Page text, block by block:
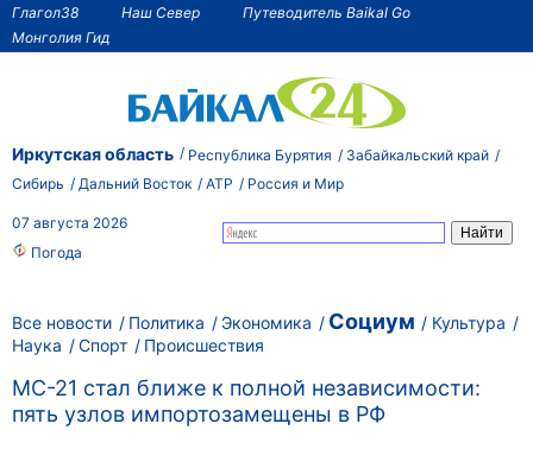
Глагол38 Наш Север
Путеводитель Baikal Go
Монголия Гид
Иркутская область Республика Бурятия
Забайкальский край
Сибирь
Дальний Восток АТР Россия и Мир
07 августа 2026
Погода
Все новости Политика Экономика Социум
Культура
Наука
Спорт Происшествия
МС-21 стал ближе к полной независимости:
пять узлов импортозамещены в РФ